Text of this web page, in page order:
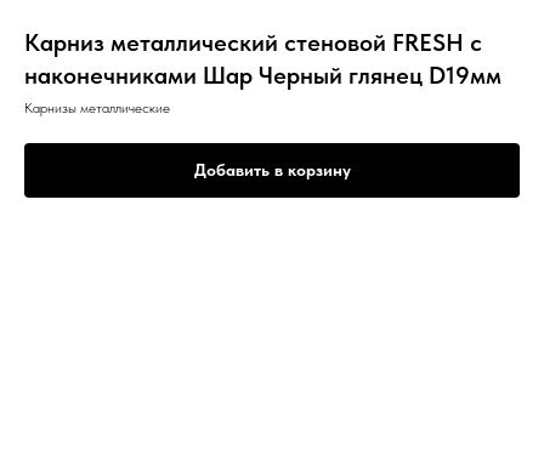
Карниз металлический стеновой FRESH с
наконечниками Шар Черный глянец D19мм
Карнизы металлические
Добавить в корзину